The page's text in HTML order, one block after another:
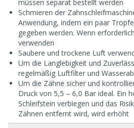
müssen separat bestellt werden
Schmieren der
Anwendung, indem ein paar
gegeben werden. Wenn
verwenden
Saubere und trockene Luft
Um die Langlebigkeit und
regelmäßig Luftfilter und
Um die Zähne sicher und
Druck von 5,5 – 6,0 Bar ideal. Ein
Schleifstein verbiegen und das
Zähnen entfernt wird, wird erhöht